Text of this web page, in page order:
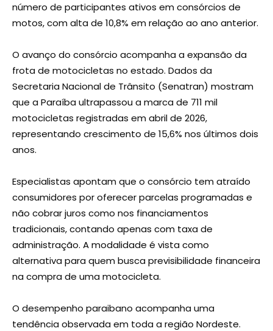
número de participantes ativos em consórcios de
motos, com alta de 10,8% em relação ao ano anterior.
O avanço do consórcio acompanha a expansão da
frota de motocicletas no estado. Dados da
Secretaria Nacional de Trânsito (Senatran) mostram
que a Paraíba ultrapassou a marca de 711 mil
motocicletas registradas em abril de 2026,
representando crescimento de 15,6% nos últimos dois
anos.
Especialistas apontam que o consórcio tem atraído
consumidores por oferecer parcelas programadas e
não cobrar juros como nos financiamentos
tradicionais, contando apenas com taxa de
administração. A modalidade é vista como
alternativa para quem busca previsibilidade financeira
na compra de uma motocicleta.
O desempenho paraibano acompanha uma
tendência observada em toda a região Nordeste.